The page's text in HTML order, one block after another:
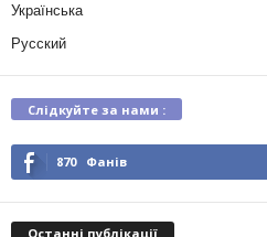
Українська
Русский
Слідкуйте за нами :
870 Фанів
Останні публікації